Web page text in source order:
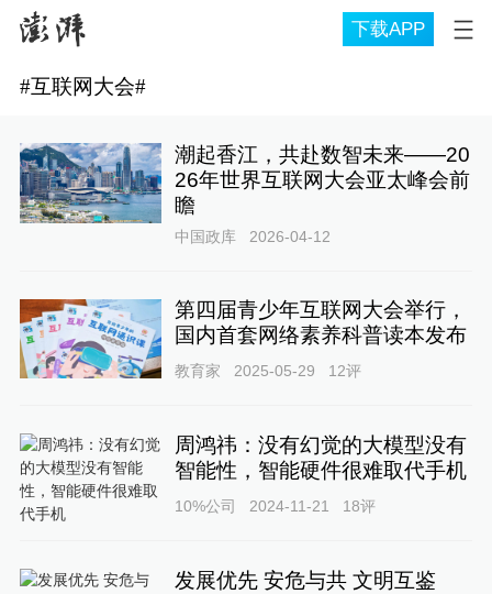
下载APP
#互联网大会#
潮起香江，共赴数智未来——20
26年世界互联网大会亚太峰会前
瞻
中国政库 2026-04-12
第四届青少年互联网大会举行，
国内首套网络素养科普读本发布
教育家 2025-05-29 12评
周鸿祎：没有幻觉的大模型没有
智能性，智能硬件很难取代手机
10%公司 2024-11-21 18评
发展优先 安危与共 文明互鉴